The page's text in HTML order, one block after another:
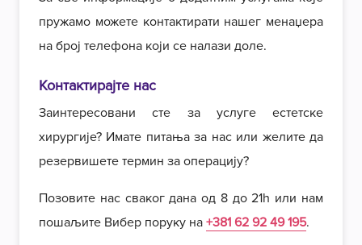
пружамо можете контактирати нашег менаџера
на број телефона који се налази доле.
Контактирајте нас
Заинтересовани сте за услуге естетске
хирургије? Имате питања за нас или желите да
резервишете термин за операцију?
Позовите нас сваког дана од 8 до 21h или нам
пошаљите Вибер поруку на +381 62 92 49 195.